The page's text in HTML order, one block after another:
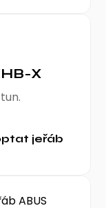
X
jeřáb